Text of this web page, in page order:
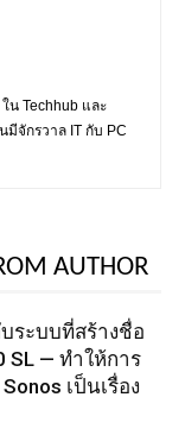
น Techhub และ
จักรวาล IT กับ PC
AUTHOR
ระบบที่สร้างชื่อ
SL — ทำให้การ
เป็นเรื่อง